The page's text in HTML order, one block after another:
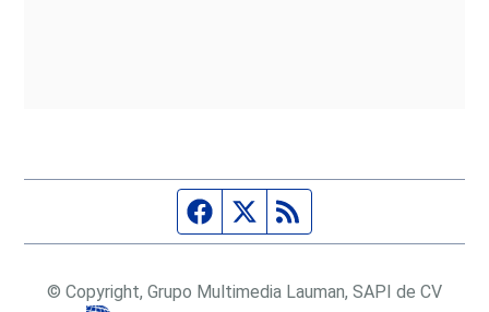
Página de Facebook
Fuente Twitter
© Copyright, Grupo Multimedia Lauman, SAPI de CV